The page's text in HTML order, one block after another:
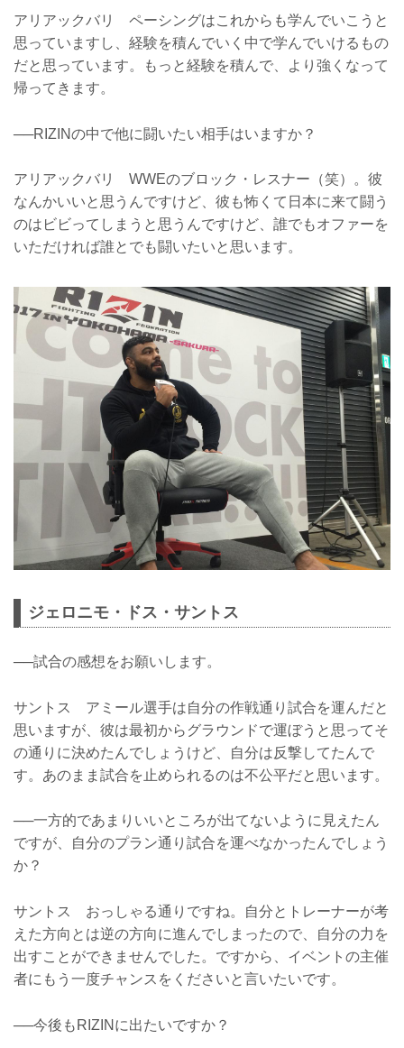
アリアックバリ ペーシングはこれからも学んでいこうと
思っていますし、経験を積んでいく中で学んでいけるもの
だと思っています。もっと経験を積んで、より強くなって
帰ってきます。
──RIZINの中で他に闘いたい相手はいますか？
アリアックバリ WWEのブロック・レスナー（笑）。彼
なんかいいと思うんですけど、彼も怖くて日本に来て闘う
のはビビってしまうと思うんですけど、誰でもオファーを
いただければ誰とでも闘いたいと思います。
ジェロニモ・ドス・サントス
──試合の感想をお願いします。
サントス アミール選手は自分の作戦通り試合を運んだと
思いますが、彼は最初からグラウンドで運ぼうと思ってそ
の通りに決めたんでしょうけど、自分は反撃してたんで
す。あのまま試合を止められるのは不公平だと思います。
──一方的であまりいいところが出てないように見えたん
ですが、自分のプラン通り試合を運べなかったんでしょう
か？
サントス おっしゃる通りですね。自分とトレーナーが考
えた方向とは逆の方向に進んでしまったので、自分の力を
出すことができませんでした。ですから、イベントの主催
者にもう一度チャンスをくださいと言いたいです。
──今後もRIZINに出たいですか？